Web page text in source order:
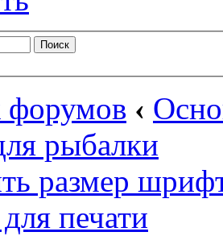
форумов ‹
рыбалки
размер
печати